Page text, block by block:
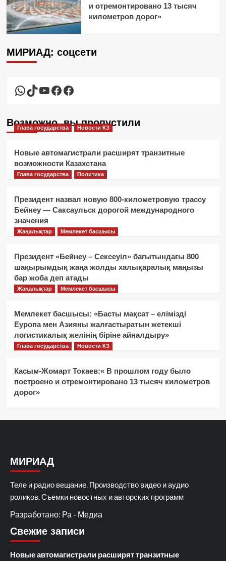
и отремонтировано 13 тысяч
километров дорог»
МИРИАД: соцсети
WhatsApp
TikTok
YouTube
Facebook
Facebook
Возможно, вы пропустили
Глава государства Новости КЗ
Новые автомагистрали расширят транзитные
возможности Казахстана
Глава государства Политика
Президент назвал новую 800-километровую трассу
Бейнеу — Саксаульск дорогой международного
значения
Жаңалықтар Мемлекет басшысы
Президент «Бейнеу – Сексеуіл» бағытындағы 800
шақырымдық жаңа жолды халықаралық маңызы
бар жоба деп атады
Жаңалықтар Мемлекет басшысы
Мемлекет басшысы: «Басты мақсат – елімізді
Еуропа мен Азияны жалғастыратын жетекші
логистикалық желінің біріне айналдыру»
Глава государства Новости КЗ
Касым-Жомарт Токаев:« В прошлом году было
построено и отремонтировано 13 тысяч километров
дорог»
МИРИАД
Теле и радио вещание. Производство видео и аудио
роликов. Съемки новостных и авторских программ
Разработано: Ра - Медиа
Свежие записи
Новые автомагистрали расширят транзитные